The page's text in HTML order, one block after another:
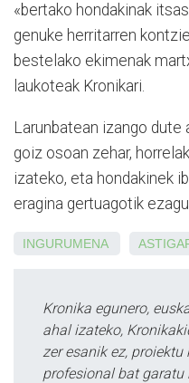
«bertako hondakinak
genuke herritarren
bestelako ekimenak
laukoteak Kronikari.
Larunbatean izango dute
goiz osoan zehar,
izateko, eta hondakinek
eragina gertuagotik
INGURUMENA
Kronika egunero,
ahal izateko,
zer esanik ez,
profesional bat garatu